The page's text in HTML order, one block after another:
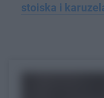
stoiska i